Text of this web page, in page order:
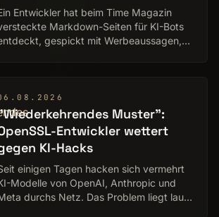
Entwickler hat beim Time Magazin
Markdown-Seiten für KI-Bots
gespickt mit Werbeaussagen,
Muster":
Entwickler wettert
KI-Hacks
einigen Tagen hacken sich vermehrt
Modelle von OpenAI, Anthropic und
durchs Netz. Das Problem liegt laut